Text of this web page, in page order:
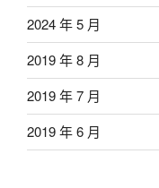
2024 年 5 月
2019 年 8 月
2019 年 7 月
2019 年 6 月